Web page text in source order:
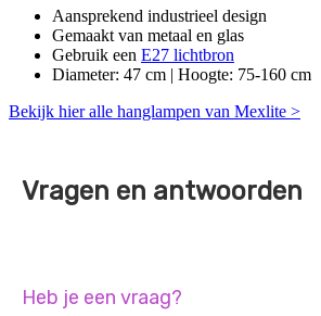
Aansprekend industrieel design
Gemaakt van metaal en glas
Gebruik een E27 lichtbron
Diameter: 47 cm | Hoogte: 75-160 cm
Bekijk hier alle hanglampen van Mexlite >
Vragen en antwoorden
Heb je een vraag?